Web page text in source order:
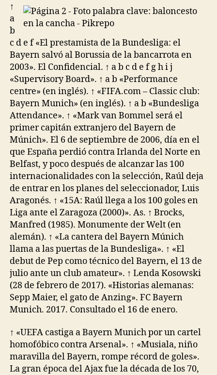
↑
a
b
c d e f «El prestamista de la Bundesliga: el
Bayern salvó al Borussia de la bancarrota en
2003». El Confidencial. ↑ a b c d e f g h i j
«Supervisory Board». ↑ a b «Performance
centre» (en inglés). ↑ «FIFA.com – Classic club:
Bayern Munich» (en inglés). ↑ a b «Bundesliga
Attendance». ↑ «Mark van Bommel será el
primer capitán extranjero del Bayern de
Múnich». El 6 de septiembre de 2006, día en el
que España perdió contra Irlanda del Norte en
Belfast, y poco después de alcanzar las 100
internacionalidades con la selección, Raúl deja
de entrar en los planes del seleccionador, Luis
Aragonés. ↑ «15A: Raúl llega a los 100 goles en
Liga ante el Zaragoza (2000)». As. ↑ Brocks,
Manfred (1985). Monumente der Welt (en
alemán). ↑ «La cantera del Bayern Múnich
llama a las puertas de la Bundesliga». ↑ «El
debut de Pep como técnico del Bayern, el 13 de
julio ante un club amateur». ↑ Lenda Kosowski
(28 de febrero de 2017). «Historias alemanas:
Sepp Maier, el gato de Anzing». FC Bayern
Munich. 2017. Consultado el 16 de enero.
↑ «UEFA castiga a Bayern Munich por un cartel
homofóbico contra Arsenal». ↑ «Musiala, niño
maravilla del Bayern, rompe récord de goles».
La gran época del Ajax fue la década de los 70,